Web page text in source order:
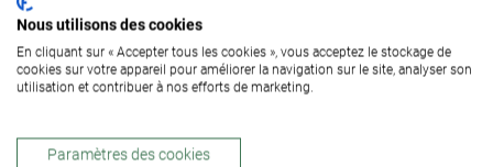
Caisse des Dépôts Austerlitz
Nous utilisons des cookies
En cliquant sur « Accepter tous les cookies », vous acceptez le stockage de
cookies sur votre appareil pour améliorer la navigation sur le site, analyser son
utilisation et contribuer à nos efforts de marketing.
Paramètres des cookies